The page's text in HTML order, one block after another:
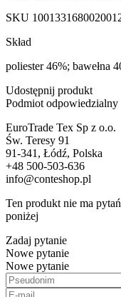
SKU
Skład
poliester 46%; bawełna
Udostępnij produkt
Podmiot odpowiedzialny
EuroTrade Tex Sp z o.o.
Św. Teresy 91
91-341, Łódź, Polska
+48 500-503-636
info@conteshop.pl
Ten produkt nie ma
poniżej
Zadaj pytanie
Nowe pytanie
Nowe pytanie